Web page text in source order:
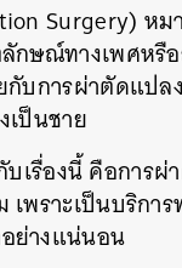
Surgery) ห
ลักษณ์ทางเพศ
บการผ่าตัดแป
ป็นชาย
เรื่องนี้ คือการ
พราะเป็นบริกา
ย่างแน่นอน